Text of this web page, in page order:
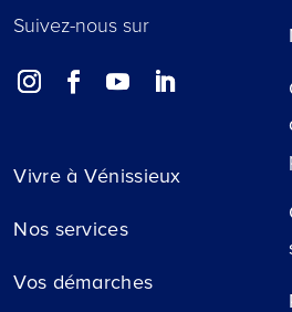
Suivez-nous sur
Vivre à Vénissieux
Nos services
Vos démarches